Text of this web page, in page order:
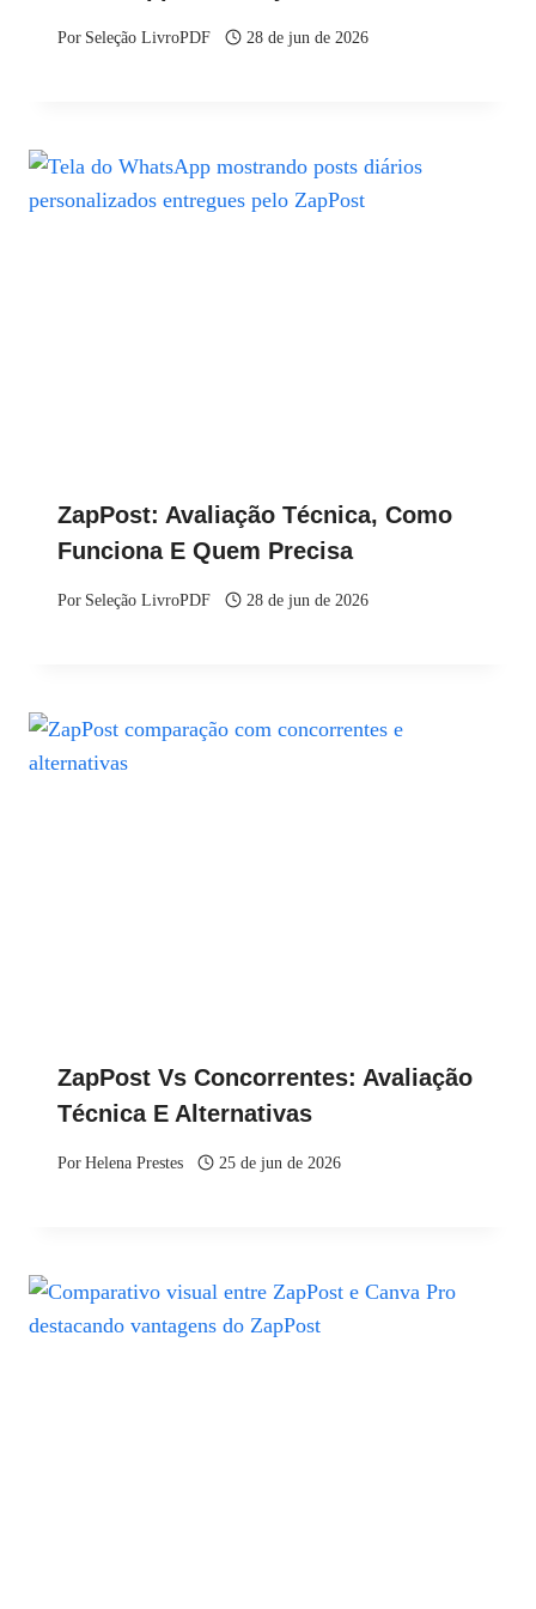
Por Seleção LivroPDF 28 de jun de 2026
ZapPost: Avaliação Técnica, Como
Funciona E Quem Precisa
Por Seleção LivroPDF 28 de jun de 2026
ZapPost Vs Concorrentes: Avaliação
Técnica E Alternativas
PorHelena Prestes 25 de jun de 2026